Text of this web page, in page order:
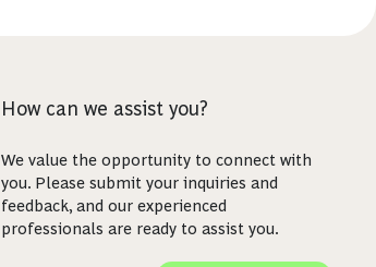
How can we assist you?
We value the opportunity to connect with
you. Please submit your inquiries and
feedback, and our experienced
professionals are ready to assist you.